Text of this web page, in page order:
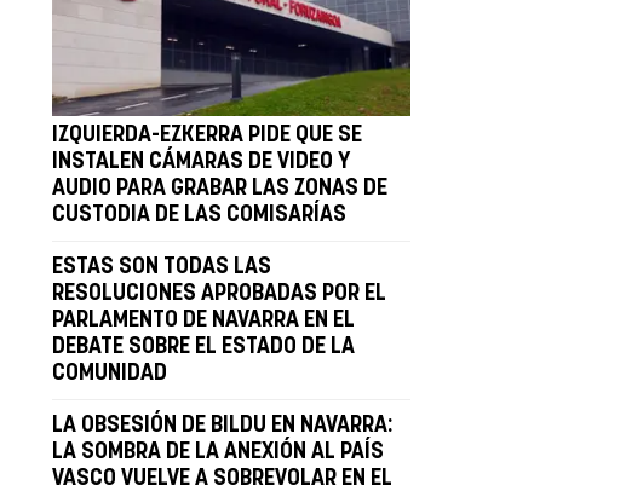
IZQUIERDA-EZKERRA PIDE QUE SE
INSTALEN CÁMARAS DE VIDEO Y
AUDIO PARA GRABAR LAS ZONAS DE
CUSTODIA DE LAS COMISARÍAS
ESTAS SON TODAS LAS
RESOLUCIONES APROBADAS POR EL
PARLAMENTO DE NAVARRA EN EL
DEBATE SOBRE EL ESTADO DE LA
COMUNIDAD
LA OBSESIÓN DE BILDU EN NAVARRA:
LA SOMBRA DE LA ANEXIÓN AL PAÍS
VASCO VUELVE A SOBREVOLAR EN EL